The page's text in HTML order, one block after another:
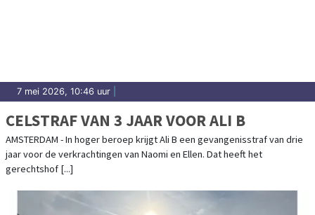
7 mei 2026, 10:46 uur
CELSTRAF VAN 3 JAAR VOOR ALI B
AMSTERDAM - In hoger beroep krijgt Ali B een gevangenisstraf van drie
jaar voor de verkrachtingen van Naomi en Ellen. Dat heeft het
gerechtshof [...]